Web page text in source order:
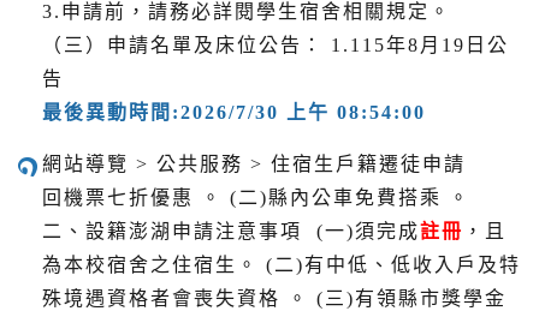
3.申請前，請務必詳閱學生宿舍相關規定。
（三）申請名單及床位公告： 1.115年8月19日公
告
最後異動時間:2026/7/30 上午 08:54:00
網站導覽 > 公共服務 > 住宿生戶籍遷徒申請
回機票七折優惠 。 (二)縣內公車免費搭乘 。
二、設籍澎湖申請注意事項 (一)須完成註冊 ，且
為本校宿舍之住宿生。 (二)有中低、低收入戶及特
殊境遇資格者會喪失資格 。 (三)有領縣市獎學金